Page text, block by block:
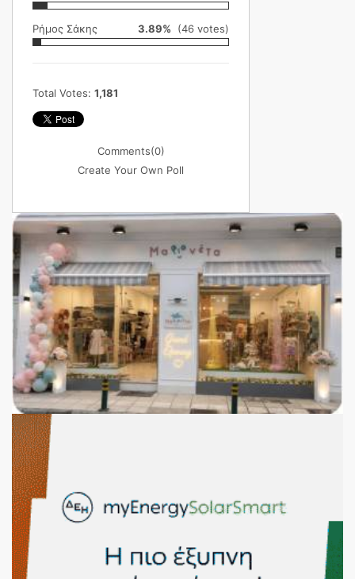
Ρήμος Σάκης 3.89% (46 votes)
Total Votes: 1,181
Comments(0)
Create Your Own Poll